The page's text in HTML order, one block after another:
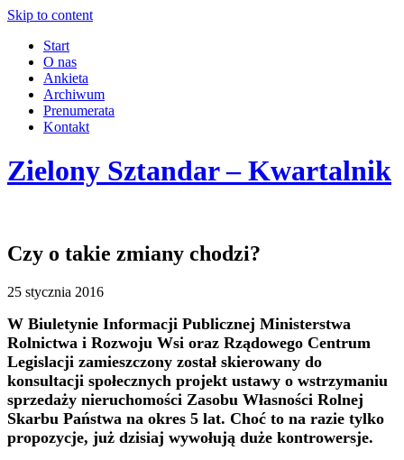
Skip to content
Start
O nas
Ankieta
Archiwum
Prenumerata
Kontakt
Zielony Sztandar – Kwartalnik
Czy o takie zmiany chodzi?
25 stycznia 2016
W Biuletynie Informacji Publicznej Ministerstwa
Rolnictwa i Rozwoju Wsi oraz Rządowego Centrum
Legislacji zamieszczony został skierowany do
konsultacji społecznych projekt ustawy o wstrzymaniu
sprzedaży nieruchomości Zasobu Własności Rolnej
Skarbu Państwa na okres 5 lat. Choć to na razie tylko
propozycje, już dzisiaj wywołują duże kontrowersje.